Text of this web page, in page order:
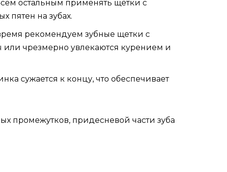
остальным применять щётки с
пятен на зубах.
рекомендуем зубные щетки с
или чрезмерно увлекаются курением и
сужается к концу, что обеспечивает
промежутков, придесневой части зуба